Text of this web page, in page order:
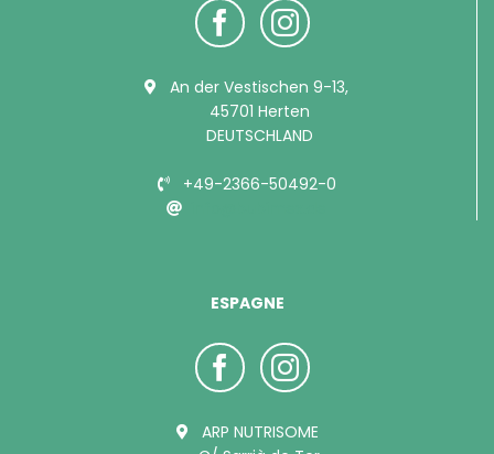
An der Vestischen 9-13,
45701 Herten
DEUTSCHLAND
+49-2366-50492-0
ESPAGNE
ARP NUTRISOME